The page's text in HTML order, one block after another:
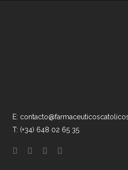
E:
T: (+34) 648 02 65 35